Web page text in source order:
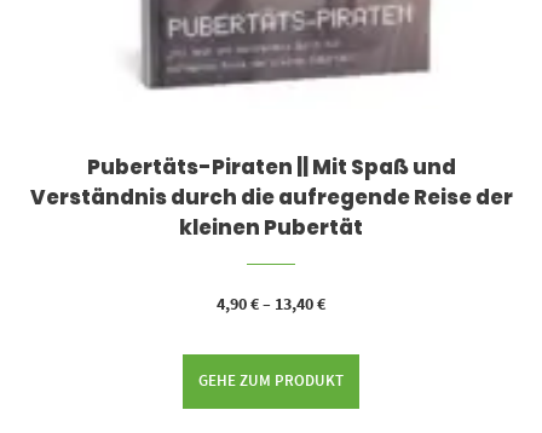
Pubertäts-Piraten || Mit Spaß und
Verständnis durch die aufregende Reise der
kleinen Pubertät
4,90€– 13,40€
GEHE ZUM PRODUKT